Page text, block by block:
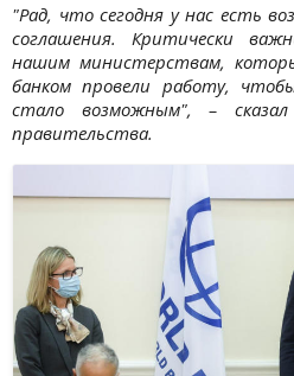
"Рад, что сегодня у нас есть
соглашения. Критически
нашим министерствам,
банком провели работу,
стало возможным", –
правительства.